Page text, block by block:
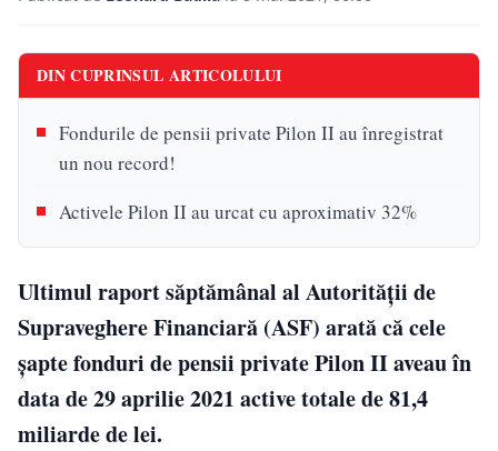
DIN CUPRINSUL ARTICOLULUI
Fondurile de pensii private Pilon II au înregistrat
un nou record!
Activele Pilon II au urcat cu aproximativ 32%
Ultimul raport săptămânal al Autorităţii de
Supraveghere Financiară (ASF) arată că cele
şapte fonduri de pensii private Pilon II aveau în
data de 29 aprilie 2021 active totale de 81,4
miliarde de lei.